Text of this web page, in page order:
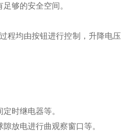
够的安全空间。
程均由按钮进行控制，升降电压
时继电器等。
放电进行曲观察窗口等。